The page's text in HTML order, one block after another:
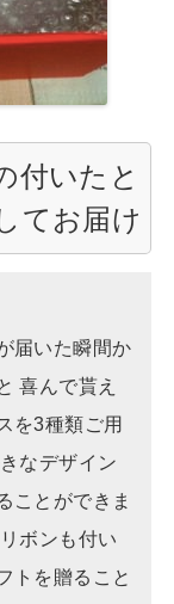
付いたと
てお届け
届いた瞬間か
喜んで貰え
を3種類ご用
なデザイン
ことができま
ボンも付い
トを贈ること